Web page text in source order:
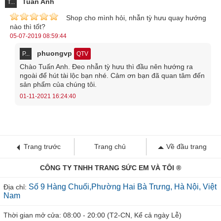
loại đá quý thì chắc chắn sẽ mang trong nó một nguồn năng lượng
tâm linh riêng. Nguồn năng lượng này chính là sự tích tụ của tinh
hoa trời đất sau hàng triệu năm hình thành. Và tỳ hưu chính là một
vật phẩm có ý nghĩa phong thủy hết sức mạnh mẽ.
Nhẫn nam tỳ hưu chính là sự lựa chọn của rất nhiều quý ông. Bên
cạnh sự thẩm mỹ được đánh giá rất cao thì nó còn sở hữu những ý
nghĩa vô cùng to lớn. Nhưng không phải ai cũng hợp để đeo tỳ hưu
Ở bài viết ngày hôm nay,
Trangsucvnsẽ chia sẻ cho các bạn
những thông tin chi tiết nhất về công dụng cũng như là đặc tính của
T...
Shop cho mình hỏi, nhẫn tỳ hưu quay hướng
nào thì tốt?
05-07-2019 08:59:44
P... phuongvp QTV
Chào Tuấn Anh. Đeo nhẫn tỳ hưu thì đầu nên hướng ra
ngoài để hút tài lộc bạn nhé. Cảm ơn bạn đã quan tâm đến
sản phẩm của chúng tôi.
01-11-2021 16:24:40
Trang trước Trang chủ Về đầu trang
CÔNG TY TNHH TRANG SỨC EM VÀ TÔI ®
Địa chỉ: Số 9 Hàng Chuối,Phường Hai Bà Trưng, Hà Nội, Việt
Nam
Thời gian mở cửa: 08:00 - 20:00 (T2-CN, Kể cả ngày Lễ)